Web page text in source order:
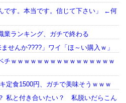
です。本当です。信じて下さい」 ←何
業ランキング、ガチで終わる
せんか????」ワイ「ほ～い購入ｗ」
チｗｗｗｗｗｗｗｗｗｗｗｗｗｗｗｗ
定食1500円、ガチで美味そうｗｗｗ
私と付き合いたい？ 私脱いだらこん